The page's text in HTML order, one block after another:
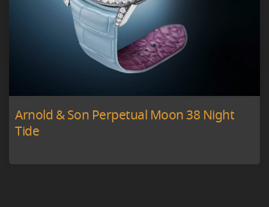
Arnold & Son Perpetual Moon 38 Night
Tide